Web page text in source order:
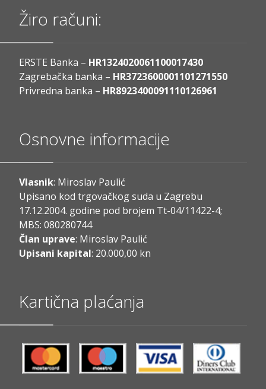
Žiro računi:
ERSTE Banka – HR1324020061100017430
Zagrebačka banka – HR3723600001101271550
Privredna banka – HR8923400091110126961
Osnovne informacije
Vlasnik: Miroslav Paulić
Upisano kod trgovačkog suda u Zagrebu
17.12.2004. godine pod brojem Tt-04/11422-4;
MBS: 080280744
Član uprave: Miroslav Paulić
Upisani kapital: 20.000,00 kn
Kartična plaćanja